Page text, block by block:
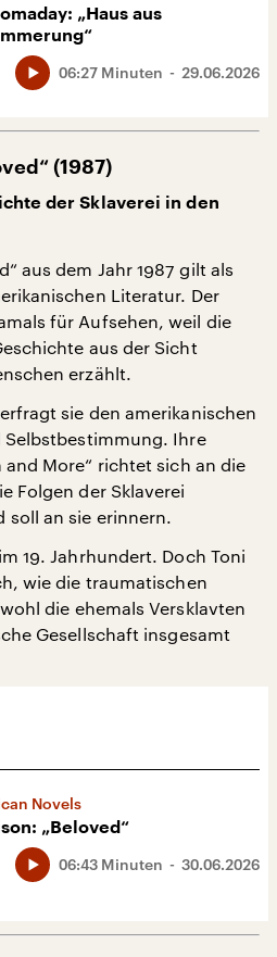
„Haus aus
29.06.2026
06:27 Minuten
(1987)
der Sklaverei in den
aus dem Jahr 1987 gilt als
Literatur. Der
für Aufsehen, weil die
aus der Sicht
erzählt.
sie den amerikanischen
Ihre
More“ richtet sich an die
Folgen der Sklaverei
soll an sie erinnern.
19. Jahrhundert. Doch Toni
wie die traumatischen
die ehemals Versklavten
Gesellschaft insgesamt
Novels
„Beloved“
30.06.2026
06:43 Minuten